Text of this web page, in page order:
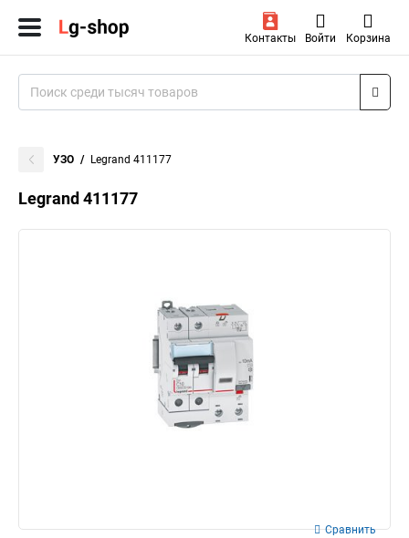
Контакты Войти Корзина
УЗО Legrand 411177
Legrand 411177
Сравнить